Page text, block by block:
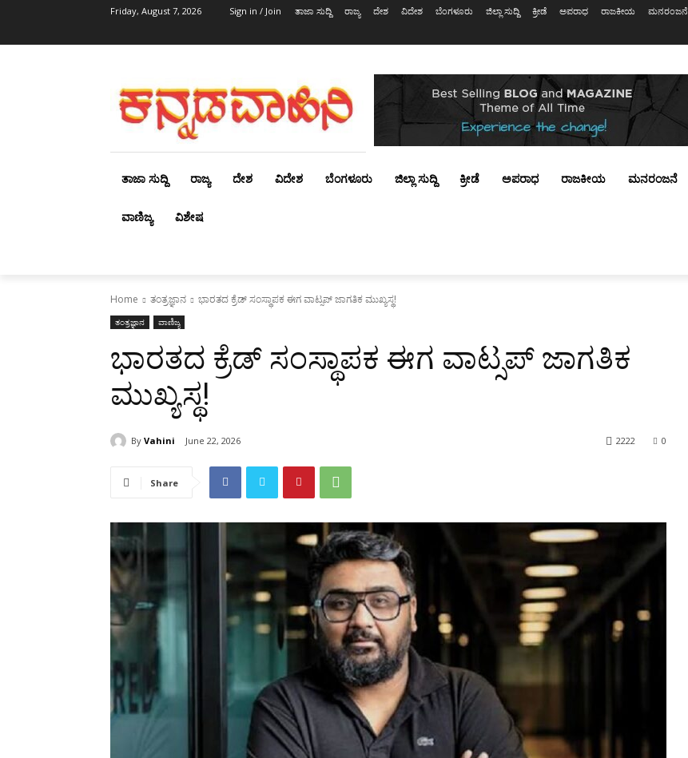
Friday, August 7, 2026 Sign in / Join ತಾಜಾ ಸುದ್ದಿ ರಾಜ್ಯ ದೇಶ ವಿದೇಶ ಬೆಂಗಳೂರು ಜಿಲ್ಲಾ ಸುದ್ದಿ ಕ್ರೀಡೆ ಅಪರಾಧ ರಾಜಕೀಯ ಮನರಂಜನೆ
ತಾಜಾ ಸುದ್ದಿ ರಾಜ್ಯ ದೇಶ ವಿದೇಶ ಬೆಂಗಳೂರು ಜಿಲ್ಲಾ ಸುದ್ದಿ ಕ್ರೀಡೆ ಅಪರಾಧ ರಾಜಕೀಯ ಮನರಂಜನೆ
ವಾಣಿಜ್ಯ ವಿಶೇಷ
Home ತಂತ್ರಜ್ಞಾನ ಭಾರತದ ಕ್ರೆಡ್ ಸಂಸ್ಥಾಪಕ ಈಗ ವಾಟ್ಸಪ್ ಜಾಗತಿಕ ಮುಖ್ಯಸ್ಥ!
ತಂತ್ರಜ್ಞಾನ ವಾಣಿಜ್ಯ
ಭಾರತದ ಕ್ರೆಡ್ ಸಂಸ್ಥಾಪಕ ಈಗ ವಾಟ್ಸಪ್ ಜಾಗತಿಕ
ಮುಖ್ಯಸ್ಥ!
By Vahini June 22, 2026 0
2222
Share